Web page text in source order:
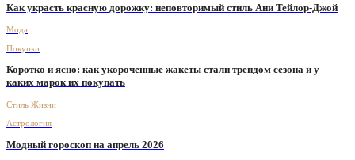
Как украсть красную дорожку: неповторимый стиль Ани Тейлор-Джой
Мода
Покупки
Коротко и ясно: как укороченные жакеты стали трендом сезона и у
каких марок их покупать
Стиль Жизни
Астрология
Модный гороскоп на апрель 2026